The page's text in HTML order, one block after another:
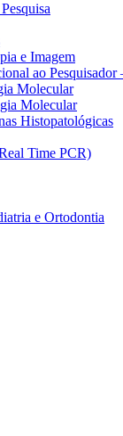
e Imagem
ao Pesquisador
Molecular
Molecular
Histopatológicas
Time PCR)
e Ortodontia